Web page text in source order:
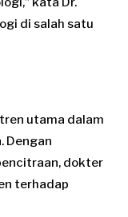
di salah satu
utama dalam
Dengan
dokter
terhadap